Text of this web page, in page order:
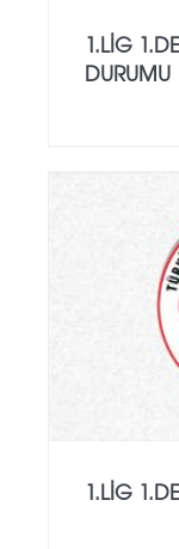
1.LİG
DURUMU
1.LİG